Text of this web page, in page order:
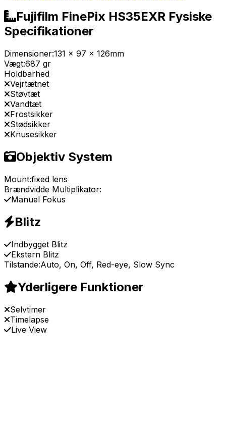
Fujifilm FinePix HS35EXR Fysiske
Specifikationer
Dimensioner:131 x 97 x 126mm
Vægt:687 gr
Holdbarhed
Vejrtætnet
Støvtæt
Vandtæt
Frostsikker
Stødsikker
Knusesikker
Objektiv System
Mount:fixed lens
Brændvidde Multiplikator:
Manuel Fokus
Blitz
Indbygget Blitz
Ekstern Blitz
Tilstande:Auto, On, Off, Red-eye, Slow Sync
Yderligere Funktioner
Selvtimer
Timelapse
Live View